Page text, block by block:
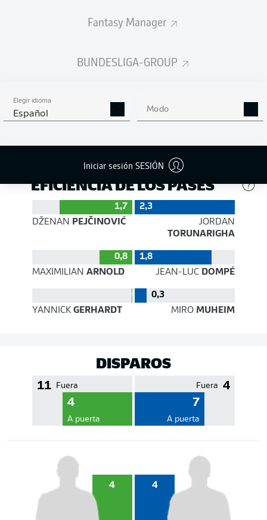
Fantasy Manager
BUNDESLIGA-GROUP
Elegir idioma
Español Modo
Iniciar sesión SESIÓN
(%)
397 379
EFICIENCIA DE LOS PASES
1,7
2,3
DŽENAN PEJČINOVIĆ
JORDAN
TORUNARIGHA
0,8
1,8
MAXIMILIAN ARNOLD JEAN-LUCDOMPÉ
0,0
0,3
YANNICK GERHARDT MIROMUHEIM
DISPAROS
11 Fuera
4
A puerta
4
Fuera
7
A puerta
4 4